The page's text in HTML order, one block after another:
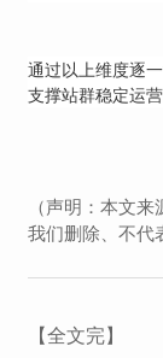
通过以上维度逐
支撑站群稳定运
（声明：本文
我们删除、不代
【全文完】